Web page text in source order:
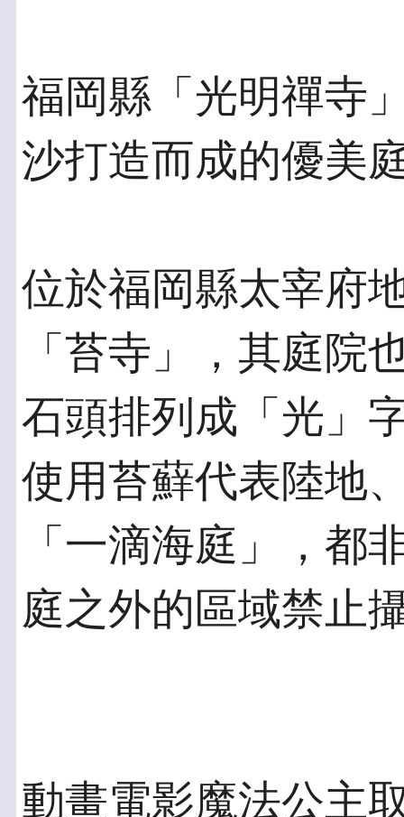
福岡縣「光明禪寺
沙打造而成的優美
位於福岡縣太宰府
「苔寺」，其庭院
石頭排列成「光」
使用苔蘚代表陸地
「一滴海庭」，都
庭之外的區域禁止
動畫電影魔法公主